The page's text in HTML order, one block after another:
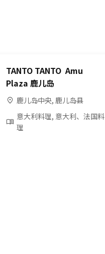
TANTO TANTO Amu
Plaza 鹿儿岛
鹿儿岛中央, 鹿儿岛县
意大利料理, 意大利、法国料
理